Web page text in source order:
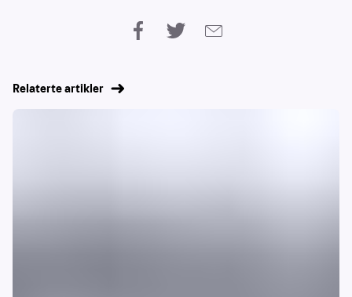
Relaterte artikler